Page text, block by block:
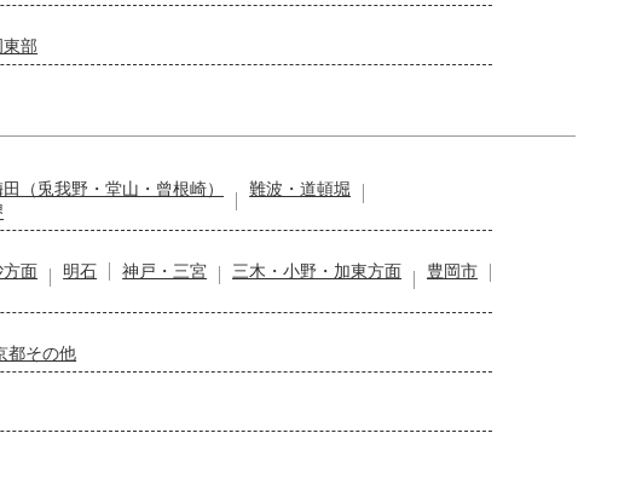
部
（兎我野・堂山・曾根崎）
難波・道頓堀
方面 明石 神戸・三宮 三木・小野・加東方面
豊岡市
都その他